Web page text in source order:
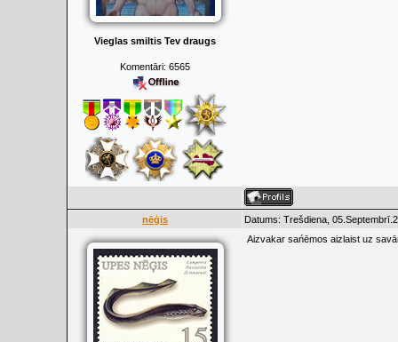
Vieglas smiltis Tev draugs
Komentāri: 6565
nēģis Datums: Trešdiena,
Aizvakar sańēmos aizlaist uz